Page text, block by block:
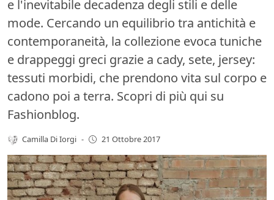
e l'inevitabile decadenza degli stili e delle
mode. Cercando un equilibrio tra antichità e
contemporaneità, la collezione evoca tuniche
e drappeggi greci grazie a cady, sete, jersey:
tessuti morbidi, che prendono vita sul corpo e
cadono poi a terra. Scopri di più qui su
Fashionblog.
Camilla Di Iorgi - 21 Ottobre 2017